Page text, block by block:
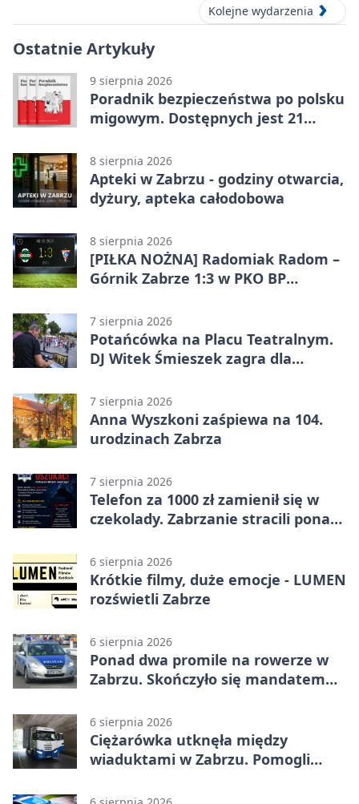
Kolejne wydarzenia
Ostatnie Artykuły
9 sierpnia 2026
Poradnik bezpieczeństwa po polsku
migowym. Dostępnych jest 21
8 sierpnia 2026
Apteki w Zabrzu - godziny otwarcia,
dyżury, apteka całodobowa
8 sierpnia 2026
[PIŁKA NOŻNA] Radomiak Radom –
Górnik Zabrze 1:3 w PKO BP
Federico dał zabrzanom zwycięstwo
7 sierpnia 2026
Potańcówka na Placu Teatralnym.
DJ Witek Śmieszek zagra dla
7 sierpnia 2026
Anna Wyszkoni zaśpiewa na 104.
urodzinach Zabrza
7 sierpnia 2026
Telefon za 1000 zł zamienił się w
czekolady. Zabrzanie stracili ponad
6 sierpnia 2026
Krótkie filmy, duże emocje - LUMEN
rozświetli Zabrze
6 sierpnia 2026
Ponad dwa promile na rowerze w
Zabrzu. Skończyło się mandatem
6 sierpnia 2026
Ciężarówka utknęła między
wiaduktami w Zabrzu. Pomogli